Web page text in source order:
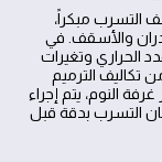
التسرب مبكراً،
والأسقف. في
الحراري وتغيرات
تكاليف الترميم
النوم، يتم إجراء
التسرب بدقة قبل